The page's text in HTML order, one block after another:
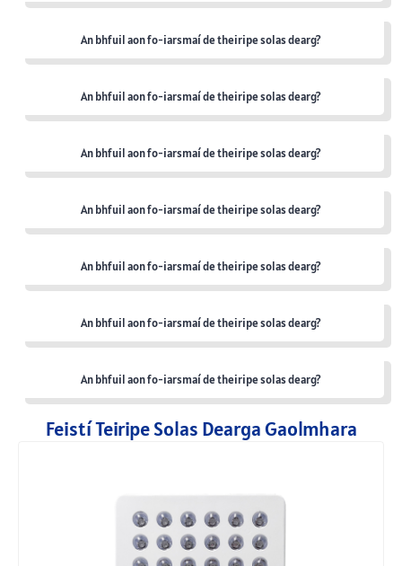
An bhfuil aon fo-iarsmaí de theiripe solas dearg?
An bhfuil aon fo-iarsmaí de theiripe solas dearg?
An bhfuil aon fo-iarsmaí de theiripe solas dearg?
An bhfuil aon fo-iarsmaí de theiripe solas dearg?
An bhfuil aon fo-iarsmaí de theiripe solas dearg?
An bhfuil aon fo-iarsmaí de theiripe solas dearg?
An bhfuil aon fo-iarsmaí de theiripe solas dearg?
Feistí Teiripe Solas Dearga Gaolmhara